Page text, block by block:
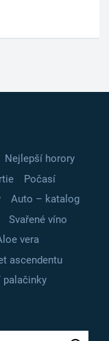
Nejlepší horory
Počasí
Auto – katalog
Svařené víno
vera
ascendentu
palačinky